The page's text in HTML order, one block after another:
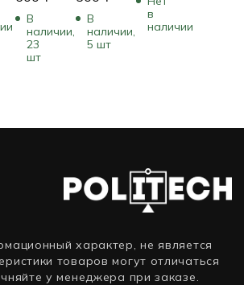
MS
Stereo
Black
В
наличии,
23
шт
В
наличии,
5 шт
klang
s1
в
наличии
характер, не является
товаров могут отличаться
у менеджера при заказе.